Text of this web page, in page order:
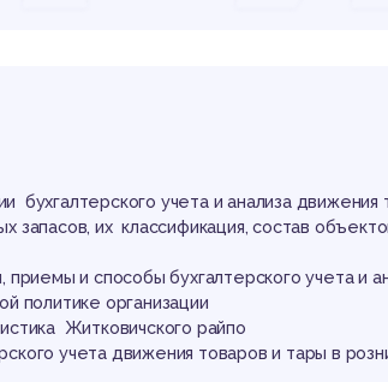
бухгалтерского учета и анализа движения
запасов, их классификация, состав
приемы и способы бухгалтерского учета и
политике организации
Житковичского райпо
учета движения товаров и тары в